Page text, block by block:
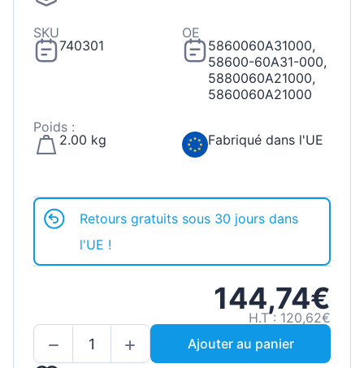
SKU
740301
OE
5860060A31000,
58600-60A31-000,
5880060A21000,
5860060A21000
Poids :
2.00 kg
Fabriqué dans l'UE
Retours gratuits sous 30 jours dans
l'UE !
144,74€
H.T : 120,62€
Ajouter au panier